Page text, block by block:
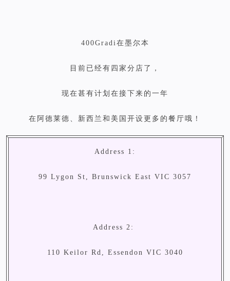
400Gradi在墨尔本
目前已经有四家分店了，
现在甚有计划在接下来的一年
在阿德莱德、新西兰和美国开设更多的餐厅哦！
Address 1:
99 Lygon St, Brunswick East VIC 3057
Address 2:
110 Keilor Rd, Essendon VIC 3040